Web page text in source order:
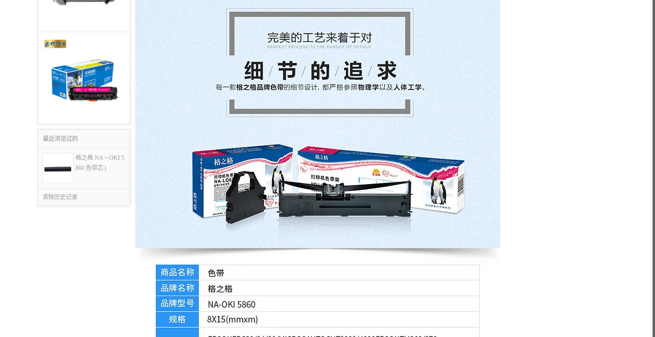
最近浏览过的
格之格 NA－OKI 5
860 色带芯 (
清除历史记录